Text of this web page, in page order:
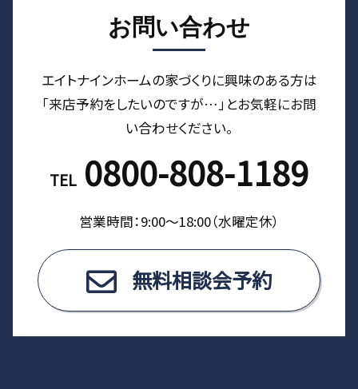
お問い合わせ
エイトナインホームの家づくりに興味のある⽅は
「来店予約をしたいのですが…」とお気軽にお問
い合わせください。
TEL 0800-808-1189
営業時間：9:00〜18:00（⽔曜定休）
無料相談会予約